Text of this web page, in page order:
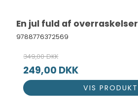
En jul fuld af overraskelser
9788776372569
349,00 DKK
249,00 DKK
VIS PRODUKT